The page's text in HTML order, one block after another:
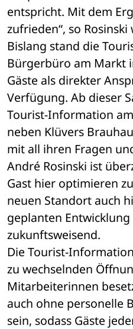
entspricht. Mit dem
zufrieden“, so Rosinski
Bislang stand die
Bürgerbüro am Markt
Gäste als direkter
Verfügung. Ab dieser
Tourist-Information
neben Klüvers
mit all ihren Fragen
André Rosinski ist
Gast hier optimieren
neuen Standort auch
geplanten
zukunftsweisend.
Die Tourist-
zu wechselnden
Mitarbeiterinnen
auch ohne personelle
sein, sodass Gäste